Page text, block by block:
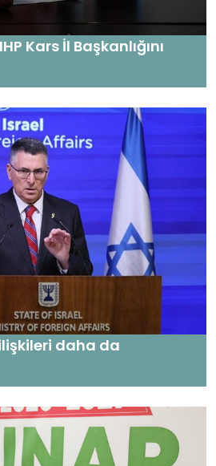
Kars İl Başkanlığını
daha da